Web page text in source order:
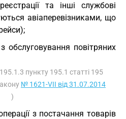
та інші службові
авіаперевізниками, що
обслуговування повітряних
пункту 195.1 статті 195
№ 1621-VII від 31.07.2014
)
з постачання товарів